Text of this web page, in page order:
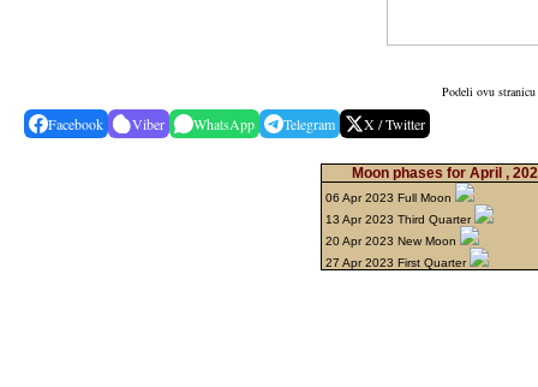
Podeli ovu stranicu
Facebook Viber WhatsApp Telegram X / Twitter
Moon phases for April ,
06 Apr 2023 Full Moon
13 Apr 2023 Third Quarter
20 Apr 2023 New Moon
27 Apr 2023 First Quarter